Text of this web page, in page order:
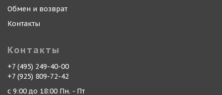
Обмен и возврат
Контакты
Контакты
+7 (495) 249-40-00
+7 (925) 809-72-42
с 9:00 до 18:00 Пн. - Пт